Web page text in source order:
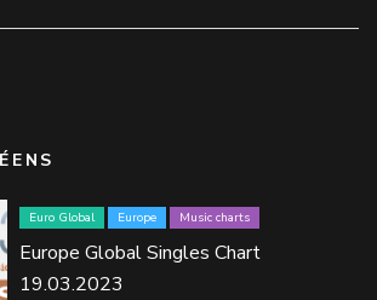
Euro Global Europe Music charts
Europe Global Singles Chart
19.03.2023